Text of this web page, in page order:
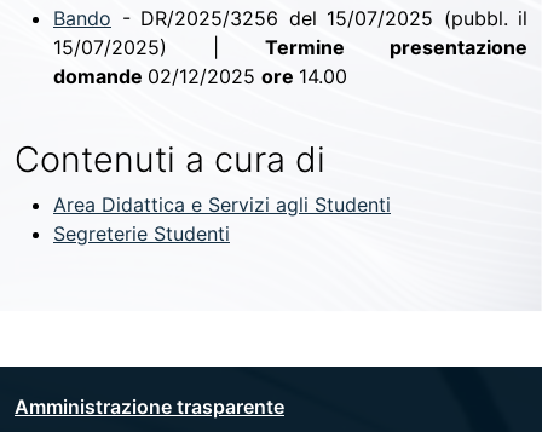
Bando - DR/2025/3256 del 15/07/2025 (pubbl. il
15/07/2025) | Termine presentazione
domande 02/12/2025 ore 14.00
Contenuti a cura di
Area Didattica e Servizi agli Studenti
Segreterie Studenti
Amministrazione trasparente